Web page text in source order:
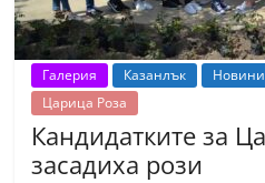
Галерия Казанлък Новини
Царица Роза
Кандидатките за
засадиха рози